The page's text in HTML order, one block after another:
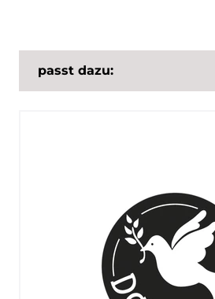
passt dazu: